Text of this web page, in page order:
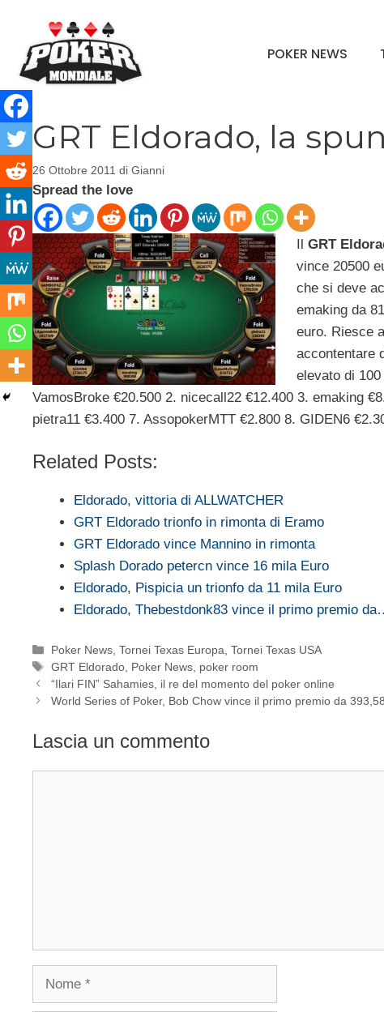
contenuto
POKER NEWS
GRT Eldorado, la
26 Ottobre 2011 di Gianni
Spread the love
Il GRT
vince 20500
che si deve
emaking da
euro. Riesce
accontentare
elevato di
VamosBroke €20.500 2. nicecall22 €12.400 3. emaking
pietra11 €3.400 7. AssopokerMTT €2.800 8. GIDEN6
Related Posts:
Eldorado, vittoria di ALLWATCHER
GRT Eldorado trionfo in rimonta di Eramo
GRT Eldorado vince Mannino in rimonta
Splash Dorado petercn vince 16 mila Euro
Eldorado, Pispicia un trionfo da 11 mila Euro
Eldorado, Thebestdonk83 vince il primo premio
Categorie
Poker News ,Tornei Texas Europa ,Tornei Texas USA
Tag
GRT Eldorado Poker News poker room
“Ilari FIN” Sahamies, il re del momento del poker online
World Series of Poker, Bob Chow vince il primo premio da
Lascia un commento
Nome